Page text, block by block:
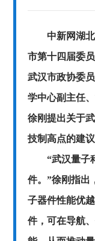
中新网湖
市第十四届委
武汉市政协委
学中心副主任
徐刚提出关于
技制高点的建议
“武汉量子
件。”徐刚指出
子器件性能优
件，可在导航